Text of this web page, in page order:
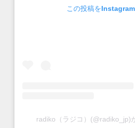
この投稿を
radiko（ラジコ）(@radiko_jp)